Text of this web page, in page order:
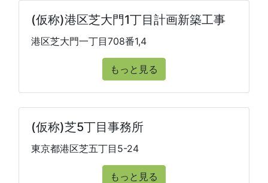
(仮称)港区芝大門1丁目計画新築工事
港区芝大門一丁目708番1,4
もっと見る
(仮称)芝5丁目事務所
東京都港区芝五丁目5-24
もっと見る